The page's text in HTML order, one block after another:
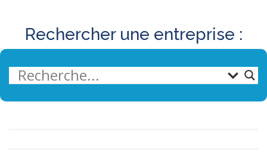
Rechercher une entreprise :